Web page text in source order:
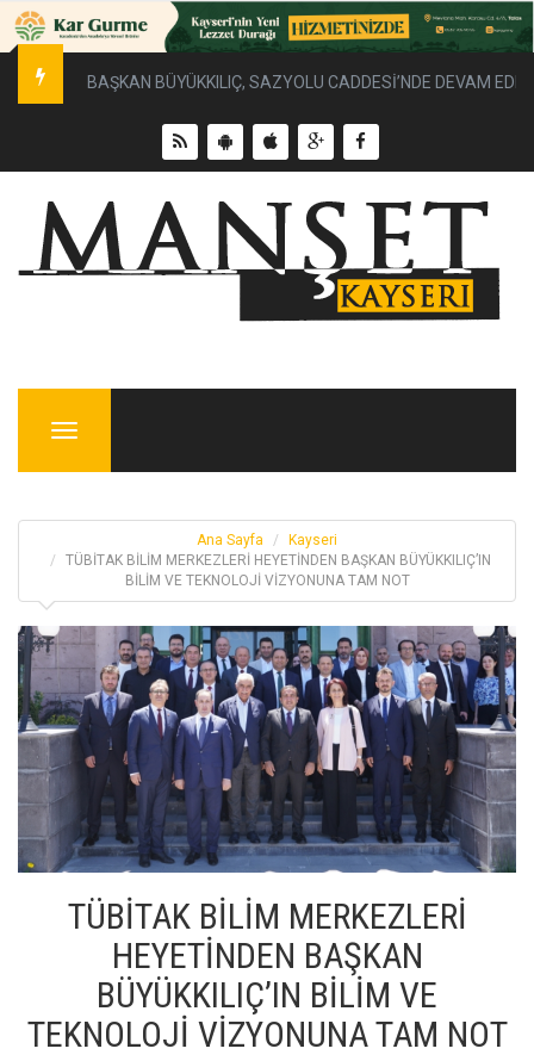
BAŞKAN BÜYÜKKILIÇ, SAZYOLU CADDESİ’NDE DEVAM
Menu
Ana Sayfa
Kayseri
TÜBİTAK BİLİM MERKEZLERİ HEYETİNDEN BAŞKAN BÜYÜKKILIÇ’IN
BİLİM VE TEKNOLOJİ VİZYONUNA TAM NOT
TÜBİTAK BİLİM MERKEZLERİ
HEYETİNDEN BAŞKAN
BÜYÜKKILIÇ’IN BİLİM VE
TEKNOLOJİ VİZYONUNA TAM NOT